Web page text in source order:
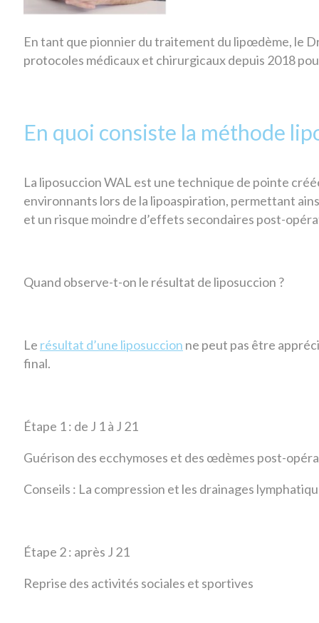
En tant que pionnier du traitement du lipœdème, le
protocoles médicaux et chirurgicaux depuis 2018
En quoi consiste la méthode
La liposuccion WAL est une technique de pointe
environnants lors de la lipoaspiration, permettant
et un risque moindre d’effets secondaires post-
Quand observe-t-on le résultat de liposuccion ?
Le résultat d’une liposuccion ne peut pas être
final.
Étape 1 : de J 1 à J 21
Guérison des ecchymoses et des œdèmes post-
Conseils : La compression et les drainages
Étape 2 : après J 21
Reprise des activités sociales et sportives